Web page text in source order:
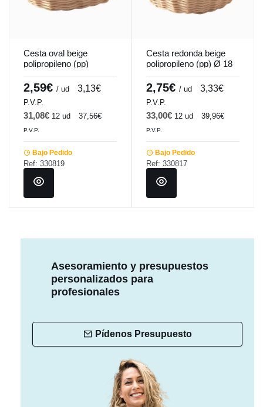
Cesta oval beige
polipropileno (pp)
18,5x13x6,5 cm
Pro.mundi
2,59€ / ud 3,13€
P.V.P.
31,08€ 12 ud 37,56€
P.V.P.
Bajo Pedido
Ref: 330819
Cesta redonda beige
polipropileno (pp) Ø 18
cm 6,5 cm Pro.mundi
2,75€ / ud 3,33€
P.V.P.
33,00€ 12 ud 39,96€
P.V.P.
Bajo Pedido
Ref: 330817
Asesoramiento y presupuestos
personalizados para
profesionales
Pídenos Presupuesto